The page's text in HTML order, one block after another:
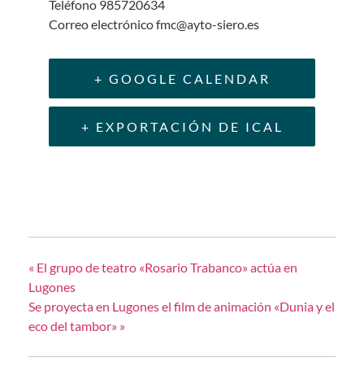
Teléfono 985720634
Correo electrónicofmc@ayto-siero.es
+ GOOGLE CALENDAR
+ EXPORTACIÓN DE ICAL
« El grupo de teatro «Rosario Trabanco» actúa en
Lugones
Se proyecta en Lugones el film de animación «Dunia y el
eco del tambor» »